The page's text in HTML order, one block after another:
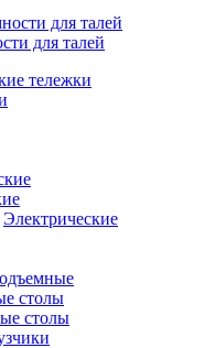
для талей
тележки
Электрические
столы
столы